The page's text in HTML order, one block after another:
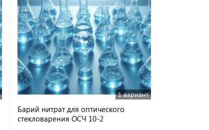
1 вариант
Барий нитрат для оптического
стекловарения ОСЧ 10-2